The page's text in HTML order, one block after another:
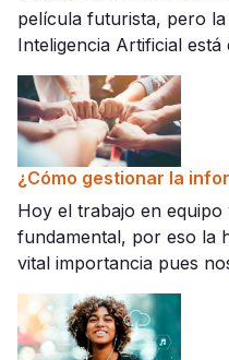
película futurista, pero la
Inteligencia Artificial
¿Cómo gestionar la
Hoy el trabajo en equipo
fundamental, por eso la
vital importancia pues